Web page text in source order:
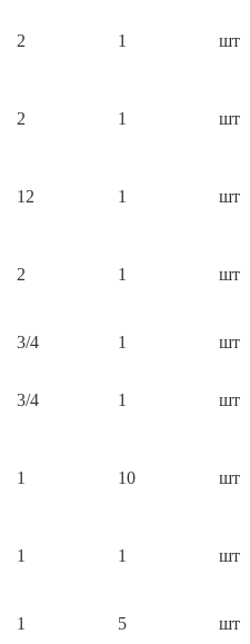
2 1 шт
2 1 шт
12 1 шт
2 1 шт
3/4 1 шт
3/4 1 шт
1 10 шт
1 1 шт
1 5 шт